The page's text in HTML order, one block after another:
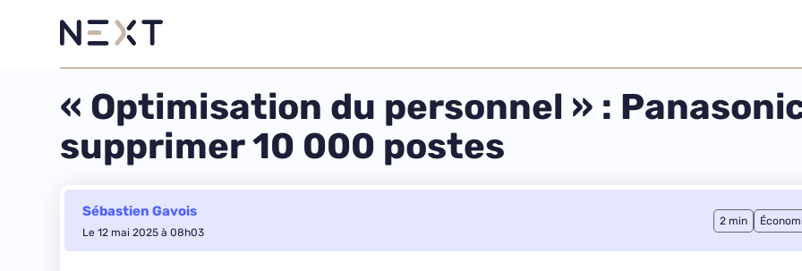
« Optimisation du personnel » :
supprimer 10 000 postes
Sébastien Gavois
Le 12 mai 2025 à 08h03
2 min